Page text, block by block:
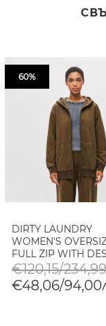
60%
DIRTY LAUNDRY
WOMEN'S
FULL ZIP WITH
€120,15/
€48,06/